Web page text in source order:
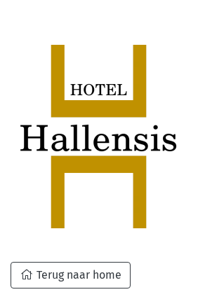
Terug naar home